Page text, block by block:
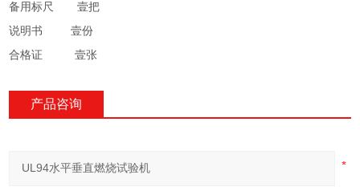
备用标尺
壹把
说明书
壹份
合格证
壹张
产品咨询